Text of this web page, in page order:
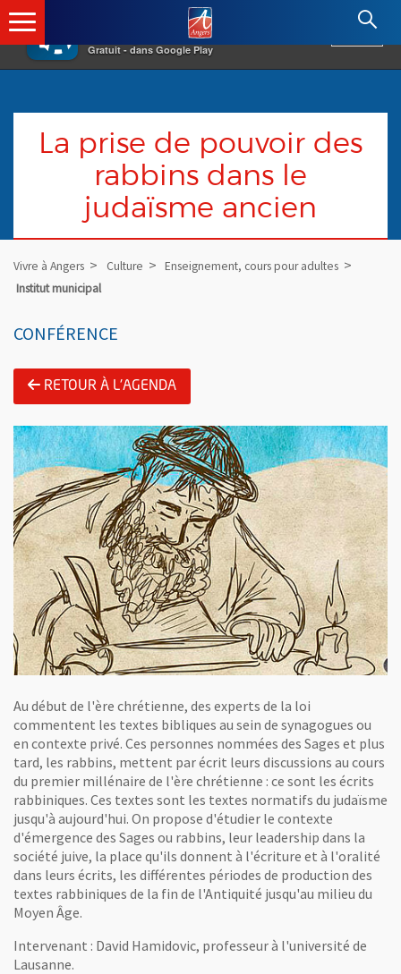
×
Gratuit - dans Google Play
Angers.fr : Retour à l'accueil
La prise de pouvoir des
rabbins dans le
judaïsme ancien
Vivre à Angers Culture
Enseignement, cours pour adultes
Institut municipal
CONFÉRENCE
RETOUR À L'AGENDA
Au début de l'ère chrétienne, des experts de la loi
commentent les textes bibliques au sein de synagogues ou
en contexte privé. Ces personnes nommées des Sages et plus
tard, les rabbins, mettent par écrit leurs discussions au cours
du premier millénaire de l'ère chrétienne : ce sont les écrits
rabbiniques. Ces textes sont les textes normatifs du judaïsme
jusqu'à aujourd'hui. On propose d'étudier le contexte
d'émergence des Sages ou rabbins, leur leadership dans la
société juive, la place qu'ils donnent à l'écriture et à l'oralité
dans leurs écrits, les différentes périodes de production des
textes rabbiniques de la fin de l'Antiquité jusqu'au milieu du
Moyen Âge.
Intervenant : David Hamidovic, professeur à l'université de
Lausanne.